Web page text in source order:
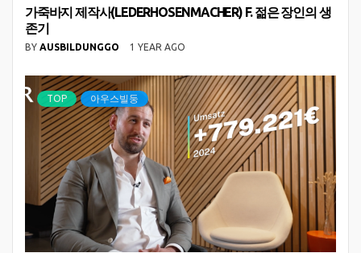
가죽바지 제작사(LEDERHOSENMACHER) F. 젊은 장인의 생
존기
BY AUSBILDUNGGO 1 YEAR AGO
TOP 아우스빌둥